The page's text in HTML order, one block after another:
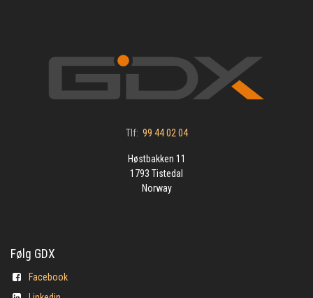
Tlf: 99 44 02 04
Høstbakken 11
1793 Tistedal
Norway
Følg GDX
Facebook